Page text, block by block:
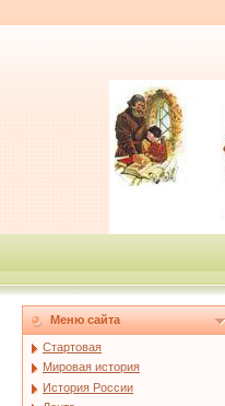
Меню сайта
Стартовая
Мировая история
История России